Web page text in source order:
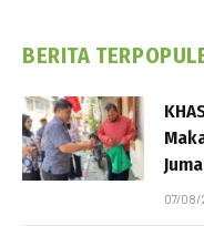
BERITA
07/08/